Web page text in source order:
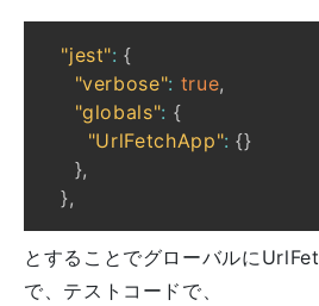
"jest": {
"verbose": true,
"globals": {
"UrlFetchApp": {}
},
},
とすることでグローバルに
で、テストコードで、